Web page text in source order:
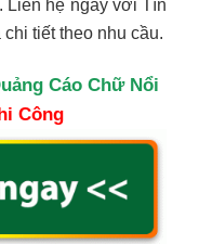
Liên hệ ngay với Tín
tiết theo nhu cầu.
Cáo Chữ Nổi
Công